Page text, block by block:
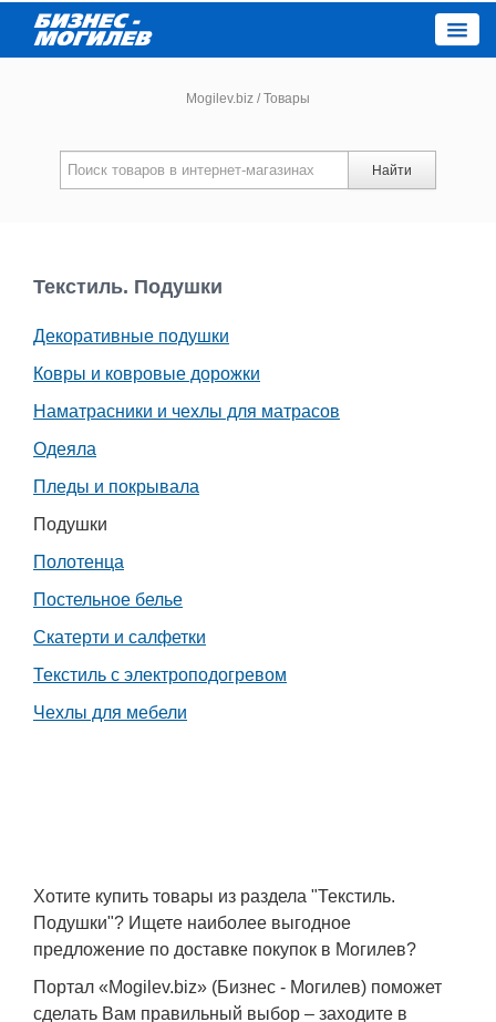
Новости компаний
Каталог
Работа
Объявления
Погода
Еще
Mogilev.biz /Товары
Найти
Текстиль. Подушки
Декоративные подушки
Ковры и ковровые дорожки
Наматрасники и чехлы для матрасов
Одеяла
Пледы и покрывала
Подушки
Полотенца
Постельное белье
Скатерти и салфетки
Текстиль с электроподогревом
Чехлы для мебели
Хотите купить товары из раздела "Текстиль.
Подушки"? Ищете наиболее выгодное
предложение по доставке покупок в Могилев?
Портал «Mogilev.biz» (Бизнес - Могилев) поможет
сделать Вам правильный выбор – заходите в